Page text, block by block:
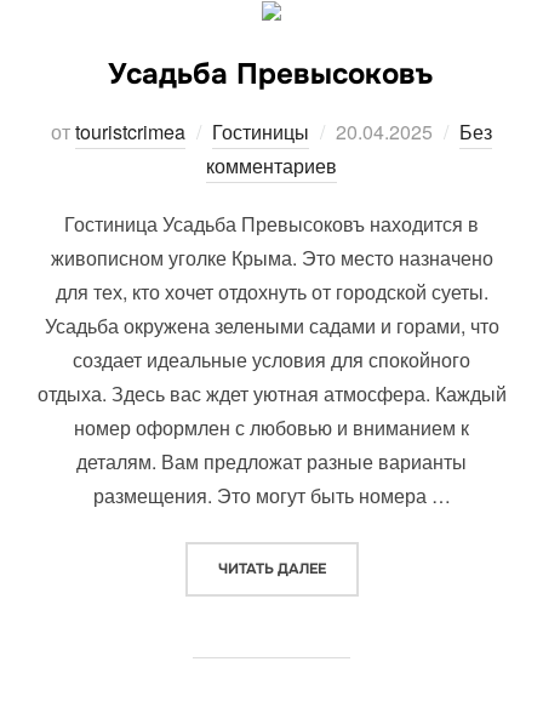
Усадьба Превысоковъ
отtouristcrimea Гостиницы Опубликовано
20.04.2025
Без
комментариев
Гостиница Усадьба Превысоковъ находится в
живописном уголке Крыма. Это место назначено
для тех, кто хочет отдохнуть от городской суеты.
Усадьба окружена зелеными садами и горами, что
создает идеальные условия для спокойного
отдыха. Здесь вас ждет уютная атмосфера. Каждый
номер оформлен с любовью и вниманием к
деталям. Вам предложат разные варианты
размещения. Это могут быть номера …
ЧИТАТЬ ДАЛЕЕ«УСАДЬБА ПРЕВЫСОКОВЪ»